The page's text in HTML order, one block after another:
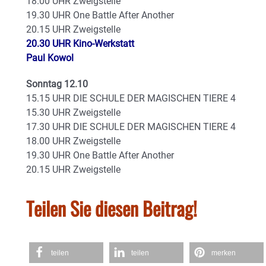
19.30 UHR One Battle After Another
20.15 UHR Zweigstelle
20.30 UHR Kino-Werkstatt
Paul Kowol
Sonntag 12.10
15.15 UHR DIE SCHULE DER MAGISCHEN TIERE 4
15.30 UHR Zweigstelle
17.30 UHR DIE SCHULE DER MAGISCHEN TIERE 4
18.00 UHR Zweigstelle
19.30 UHR One Battle After Another
20.15 UHR Zweigstelle
Teilen Sie diesen Beitrag!
teilen teilen merken